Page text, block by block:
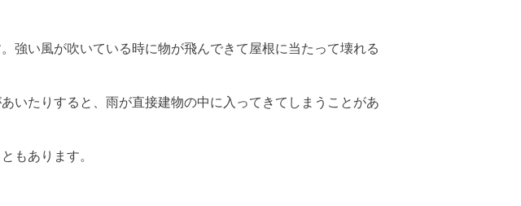
強い風が吹いている時に物が飛んできて屋根に当たって壊れる
いたりすると、雨が直接建物の中に入ってきてしまうことがあ
もあります。